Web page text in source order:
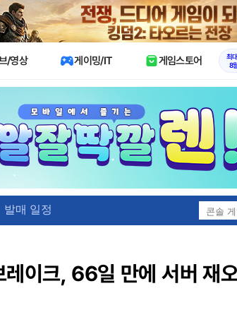
X
/영상 게이밍/IT 게임스토어
최
8
발매 일정
레이크, 66일 만에 서버 재